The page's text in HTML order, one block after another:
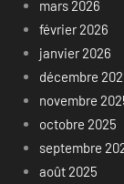
mars 2026
février 2026
janvier 2026
décembre
novembre
octobre 2025
septembre
août 2025